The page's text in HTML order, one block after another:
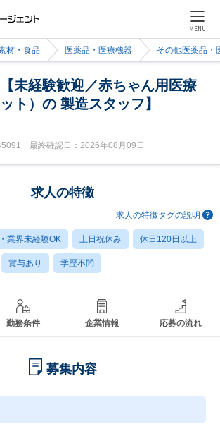
MENU
材・食品 医薬品・医療機器 その他医薬品・
未経験歓迎／赤ちゃん用医療
ト）の 製造スタッフ】
最終確認日：2026年08月09日
求人の特徴
求人の特徴タグの説明
業界未経験OK 土日祝休み 休日120日以上
賞与あり 学歴不問
勤務条件 企業情報 応募の流れ
募集内容